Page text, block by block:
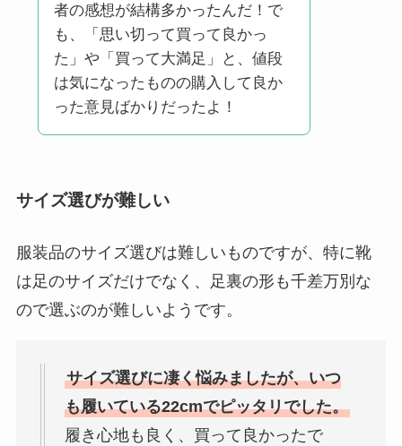
者の感想が結構多かったんだ！で
も、「思い切って買って良かっ
た」や「買って大満足」と、値段
は気になったものの購入して良か
った意見ばかりだったよ！
サイズ選びが難しい
服装品のサイズ選びは難しいものですが、特に靴
は足のサイズだけでなく、足裏の形も千差万別な
ので選ぶのが難しいようです。
サイズ選びに凄く悩みましたが、いつ
も履いている22cmでピッタリでした。
履き心地も良く、買って良かったで